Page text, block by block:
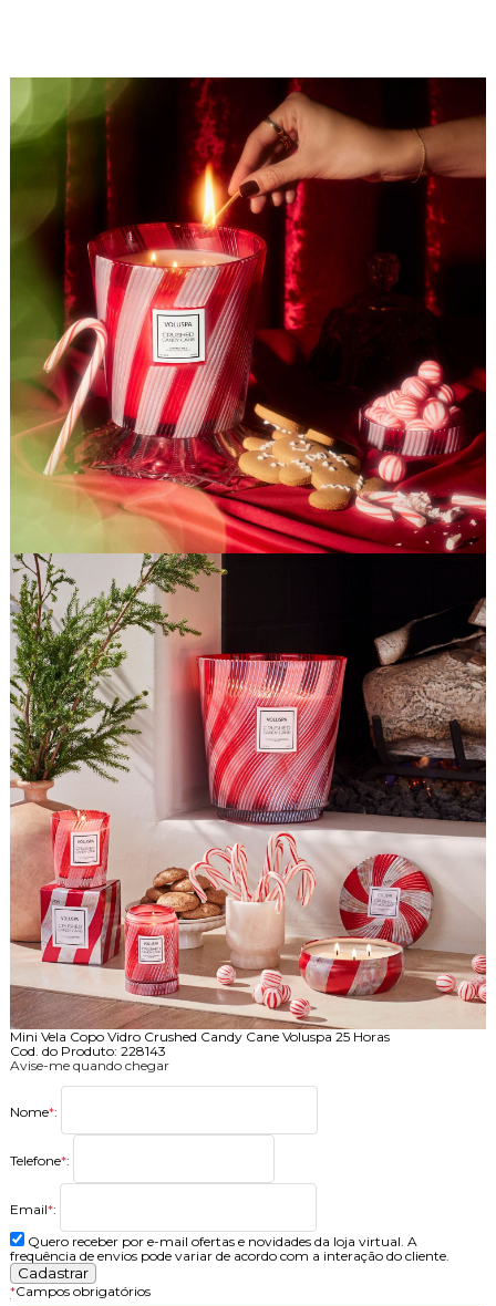
Mini Vela Copo Vidro Crushed Candy Cane Voluspa 25 Horas
Cod. do Produto: 228143
Avise-me quando chegar
Nome*:
Telefone*:
Email*:
Quero receber por e-mail ofertas e novidades da loja virtual. A
frequência de envios pode variar de acordo com a interação do cliente.
*Campos obrigatórios